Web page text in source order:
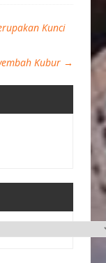
Kunci
Kubur →